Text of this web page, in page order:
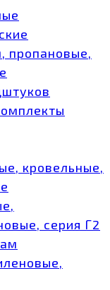
пропановые,
кровельные,
серия Г2